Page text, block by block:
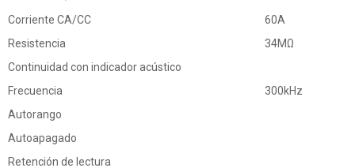
Corriente CA/CC
60A
Resistencia
34MΩ
Continuidad con indicador acústico
Frecuencia
300kHz
Autorango
Autoapagado
Retención de lectura